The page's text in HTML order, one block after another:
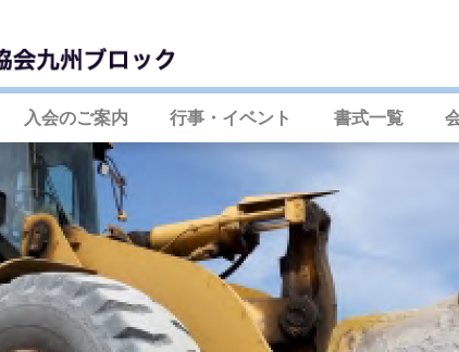
入会のご案内 行事・イベント 書式一覧